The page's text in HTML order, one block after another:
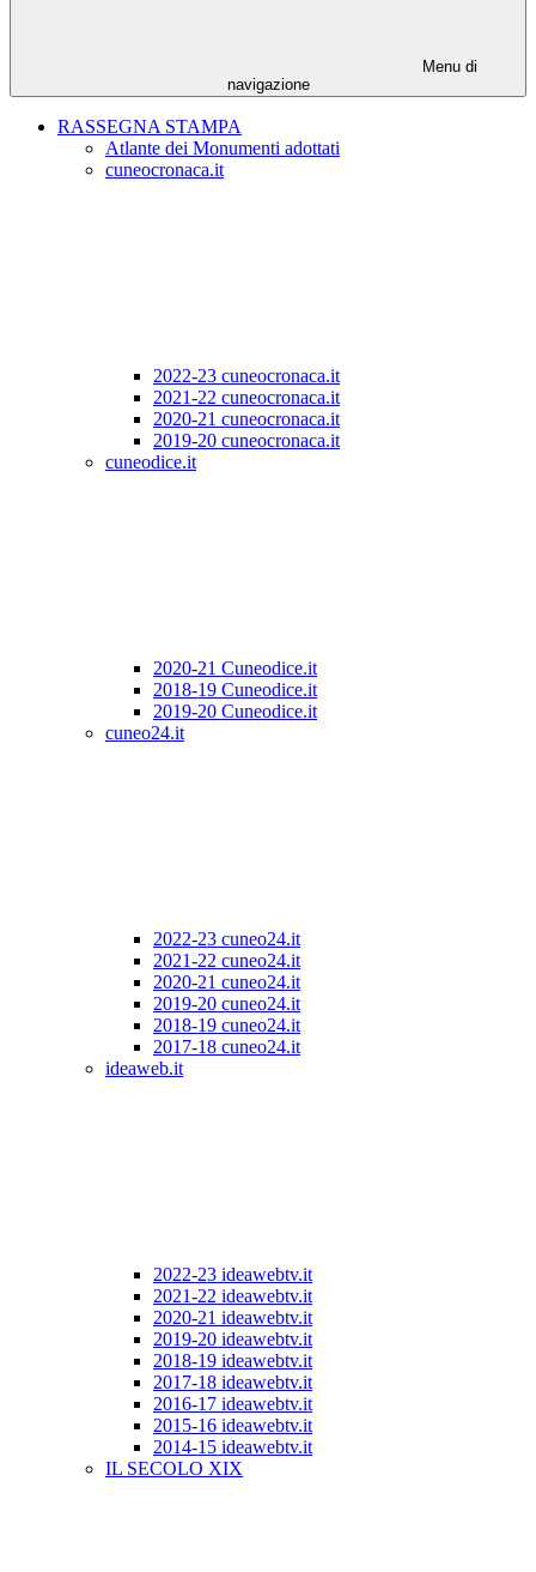
Menu di
navigazione
RASSEGNA STAMPA
Atlante dei Monumenti adottati
cuneocronaca.it
2022-23 cuneocronaca.it
2021-22 cuneocronaca.it
2020-21 cuneocronaca.it
2019-20 cuneocronaca.it
cuneodice.it
2020-21 Cuneodice.it
2018-19 Cuneodice.it
2019-20 Cuneodice.it
cuneo24.it
2022-23 cuneo24.it
2021-22 cuneo24.it
2020-21 cuneo24.it
2019-20 cuneo24.it
2018-19 cuneo24.it
2017-18 cuneo24.it
ideaweb.it
2022-23 ideawebtv.it
2021-22 ideawebtv.it
2020-21 ideawebtv.it
2019-20 ideawebtv.it
2018-19 ideawebtv.it
2017-18 ideawebtv.it
2016-17 ideawebtv.it
2015-16 ideawebtv.it
2014-15 ideawebtv.it
IL SECOLO XIX